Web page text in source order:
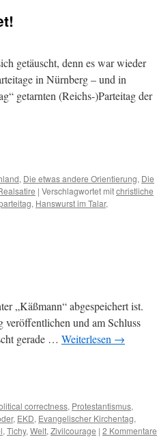
getäuscht, denn es war wieder
in Nürnberg – und in
getarnten (Reichs-)Parteitag der
, Die etwas andere Orientierung, Die
| Verschlagwortet mitchristliche
, Hanswurst im Talar,
„Käßmann“ abgespeichert ist.
und am Schluss
gerade … Weiterlesen →
correctness, Protestantismus,
, EKD, Evangelischer Kirchentag,
, Tichy, Welt, Zivilcourage | 2 Kommentare